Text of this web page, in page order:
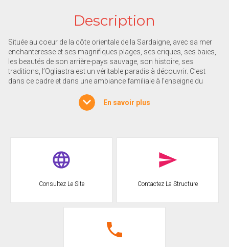
Description
Située au coeur de la côte orientale de la Sardaigne, avec sa mer
enchanteresse et ses magnifiques plages, ses criques, ses baies,
les beautés de son arrière-pays sauvage, son histoire, ses
traditions, l’Ogliastra est un véritable paradis à découvrir. C’est
dans ce cadre et dans une ambiance familiale à l’enseigne du
harmonie avec la nature.
arrière-pays sauvage et beau, une histoire, des traditions.
C'est un vrai paradis à découvrir. Tel est le cadre du Camping Orrì,
avec son ambiance tranquille et familiale, qui offre des vacances
plage de sable.
Le Camping Orrì, c'est non seulement des baignades à la mer,
des sanitaires modernes et confortables, des bungalows, des
petites maisons de bois, mobile home, un restaurant, un bar, une
En savoir plus
Consultez Le Site Contactez La Structure